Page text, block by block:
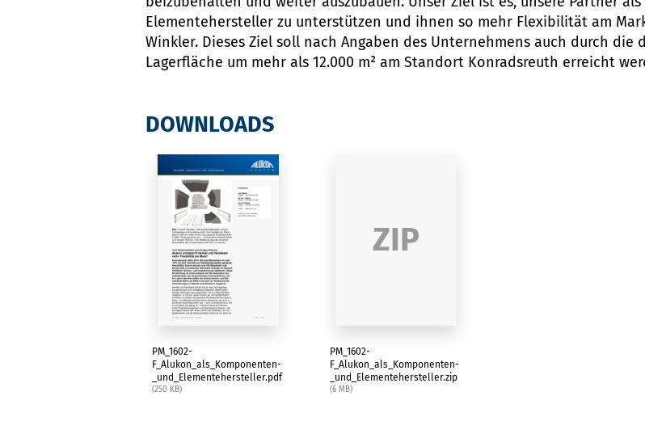
Elementehersteller zu unterstützen und ihnen so mehr Flexibilität am
Winkler. Dieses Ziel soll nach Angaben des Unternehmens auch durch
Lagerfläche um mehr als 12.000 m² am Standort Konradsreuth erreicht
DOWNLOADS
PM_1602-
F_Alukon_als_Komponenten-
_und_Elementehersteller.pdf
(250 KB)
ZIP
PM_1602-
F_Alukon_als_Komponenten-
_und_Elementehersteller.zip
(6 MB)